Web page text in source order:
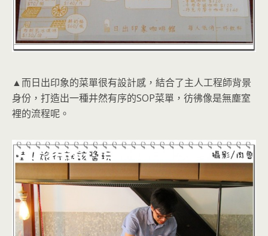
▲而日出印象的菜單很有設計感，結合了主人工程師背景
身份，打造出一種井然有序的SOP菜單，彷彿像是無塵室
裡的流程呢。